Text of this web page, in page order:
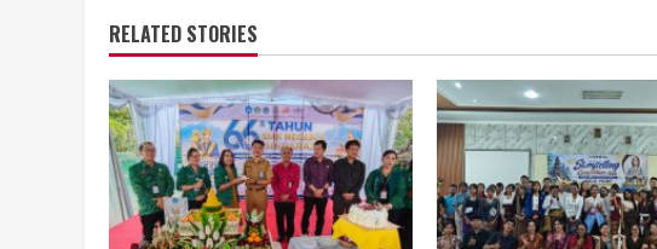
RELATED STORIES